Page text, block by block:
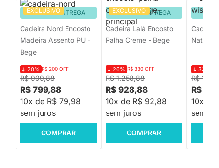
EXCLUSIVO
PRONTA ENTREGA
Cadeira Nord Encosto
Madeira Assento PU -
Bege
R$ 999,88
-20% R$ 200 OFF
R$ 799,88
10x de R$ 79,98
sem juros
COMPRAR
EXCLUSIVO
PRONTA ENTREGA
Cadeira Lalá Encosto
Palha Creme - Bege
R$ 1.258,88
-26% R$ 330 OFF
R$ 928,88
10x de R$ 92,88
sem juros
COMPRAR
Cadeira
Natural
R$
-33%
R$
10x de
sem